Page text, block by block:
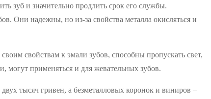
зуб и значительно продлить срок его службы.
Они надежны, но из-за свойства металла окисляться и
свойствам к эмали зубов, способны пропускать свет,
могут применяться и для жевательных зубов.
тысяч гривен, а безметалловых коронок и виниров –